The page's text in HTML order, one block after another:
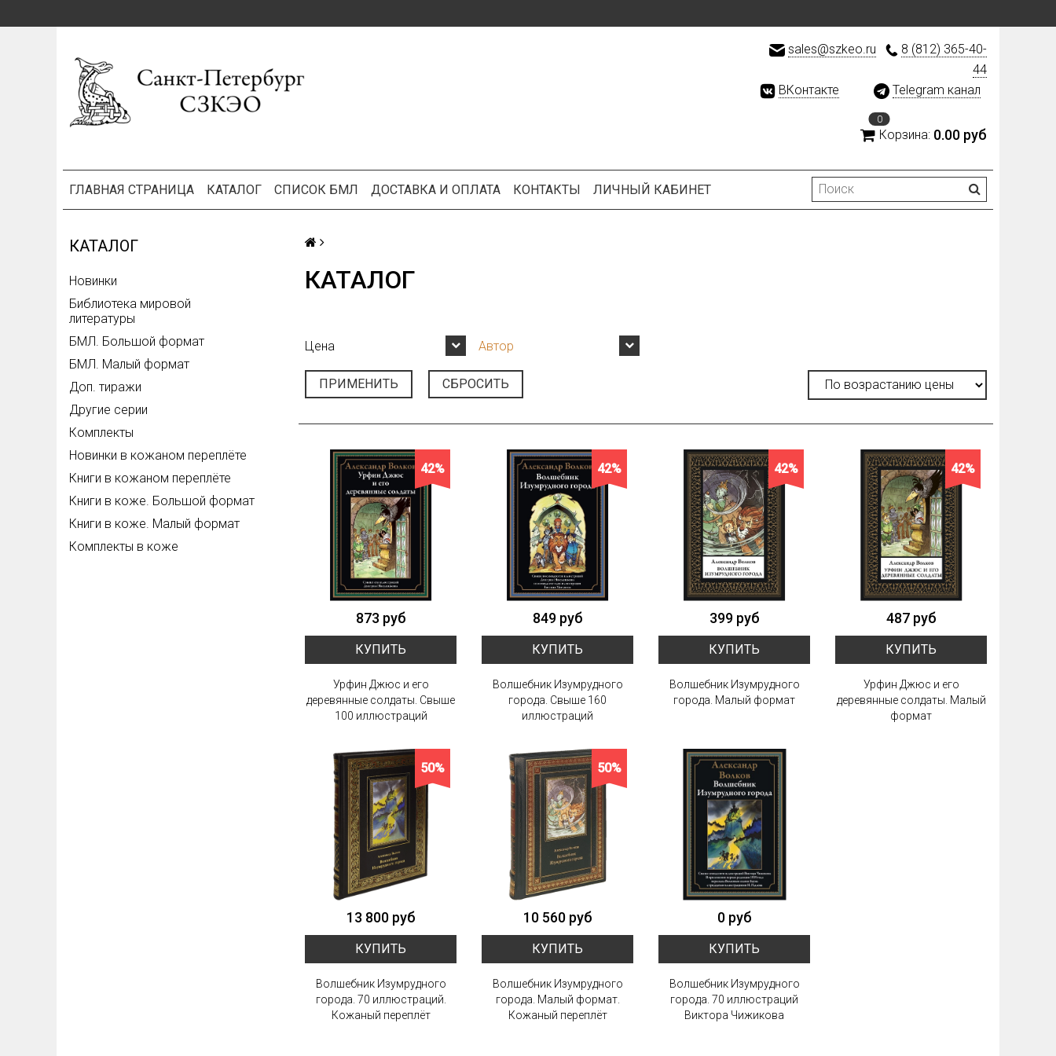
sales@szkeo.ru
8 (812) 365-40-
44
ВКонтакте
Telegram канал
0
Корзина: 0.00 руб
ГЛАВНАЯ СТРАНИЦА КАТАЛОГ СПИСОК БМЛ ДОСТАВКА И ОПЛАТА КОНТАКТЫ ЛИЧНЫЙ КАБИНЕТ
КАТАЛОГ
Новинки
Библиотека мировой
литературы
БМЛ. Большой формат
БМЛ. Малый формат
Доп. тиражи
Другие серии
Комплекты
Новинки в кожаном переплёте
Книги в кожаном переплёте
Книги в коже. Большой формат
Книги в коже. Малый формат
Комплекты в коже
КАТАЛОГ
Цена Автор
ПРИМЕНИТЬ СБРОСИТЬ
42%
873 руб
КУПИТЬ
Урфин Джюс и его
деревянные солдаты. Свыше
100 иллюстраций
42%
849 руб
КУПИТЬ
Волшебник Изумрудного
города. Свыше 160
иллюстраций
42%
399 руб
КУПИТЬ
Волшебник Изумрудного
города. Малый формат
42%
487 руб
КУПИТЬ
Урфин Джюс и его
деревянные солдаты. Малый
формат
50%
13 800 руб
КУПИТЬ
Волшебник Изумрудного
города. 70 иллюстраций.
Кожаный переплёт
50%
10 560 руб
КУПИТЬ
Волшебник Изумрудного
города. Малый формат.
Кожаный переплёт
0 руб
КУПИТЬ
Волшебник Изумрудного
города. 70 иллюстраций
Виктора Чижикова